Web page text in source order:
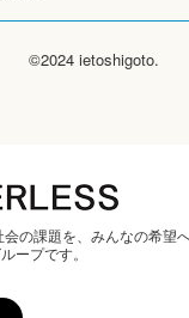
©2024 ietoshigoto.
会の課題を、みんなの希望
ープです。